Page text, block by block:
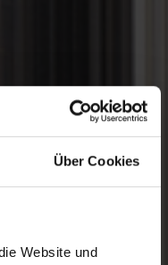
Über Cookies
Website und